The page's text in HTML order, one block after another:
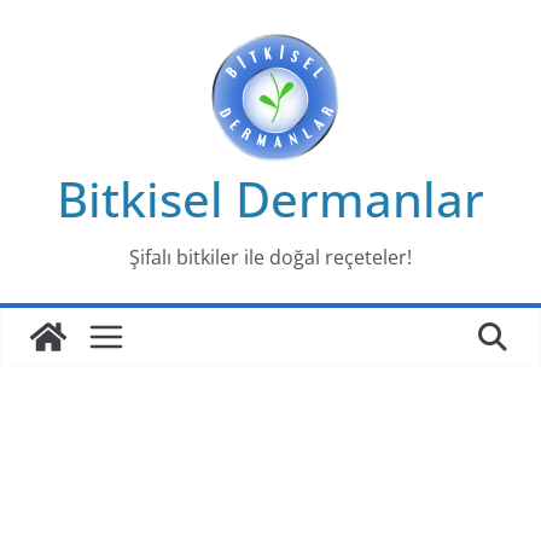
Bitkisel Dermanlar
Şifalı bitkiler ile doğal reçeteler!